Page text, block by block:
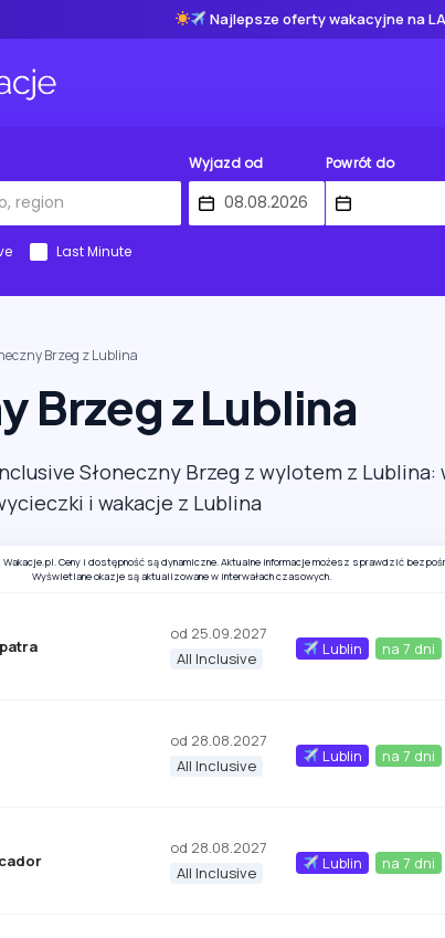
Najlepsze oferty wakacyjne na
Wyjazd od Powrót do
Last Minute
Brzeg z Lublina
Brzeg z Lublina
Słoneczny Brzeg z wylotem z Lublina:
i wakacje z Lublina
Ceny i dostępność są dynamiczne. Aktualne informacje możesz sprawdzić
Wyświetlane okazje są aktualizowane w interwałach czasowych.
od 25.09.2027
All Inclusive
Lublin na 7 dni
od 28.08.2027
All Inclusive
Lublin na 7 dni
od 28.08.2027
All Inclusive
Lublin na 7 dni